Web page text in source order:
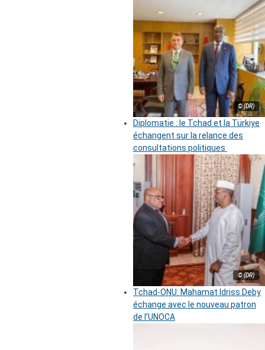
© (DR)
Diplomatie : le Tchad et la Türkiye
échangent sur la relance des
consultations politiques
© (DR)
Tchad-ONU: Mahamat Idriss Deby
échange avec le nouveau patron
de l’UNOCA